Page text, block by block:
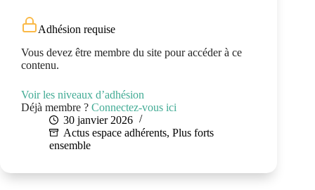
Adhésion requise
Vous devez être membre du site pour accéder à ce
contenu.
Voir les niveaux d’adhésion
Déjà membre ? Connectez-vous ici
30 janvier 2026
Actus espace adhérents, Plus forts
ensemble